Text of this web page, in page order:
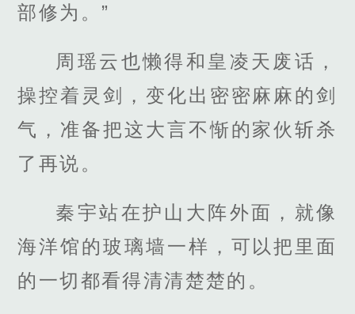
部修为。”
周瑶云也懒得和皇凌天废话，
操控着灵剑，变化出密密麻麻的剑
气，准备把这大言不惭的家伙斩杀
了再说。
秦宇站在护山大阵外面，就像
海洋馆的玻璃墙一样，可以把里面
的一切都看得清清楚楚的。